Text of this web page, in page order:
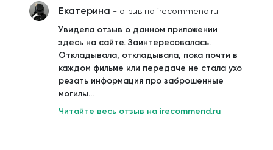
Екатерина - отзыв на irecommend.ru
Увидела отзыв о данном приложении
здесь на сайте. Заинтересовалась.
Откладывала, откладывала, пока почти в
каждом фильме или передаче не стала ухо
резать информация про заброшенные
могилы...
Читайте весь отзыв на irecommend.ru